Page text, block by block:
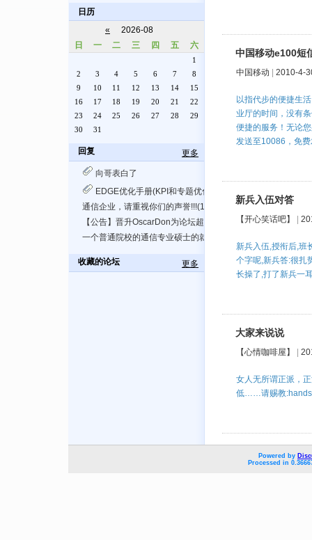
日历
«
2026-08
日
一 二 三 四 五 六
1
2
3 4 5 6 7
8
9
10 11 12 13 14
15
16
17 18 19 20 21
22
23
24 25 26 27 28
29
30
31
回复 更多
向哥表白了
EDGE优化手册(KPI和专题优化部分)
通信企业，请重视你们的声誉!!!(11.9更新)
【公告】晋升OscarDon为论坛超级版主
一个普通院校的通信专业硕士的就业尴尬
收藏的论坛 更多
中国移动e100短
中国移动 2010-4-
以指代步的便捷生
业厅的时间，没有
便捷的服务！无论
发送至10086，免
新兵入伍对答
【开心笑话吧】
新兵入伍,授衔后,班
个字呢,新兵答:很扎
长操了,打了新兵一
大家来说说
【心情咖啡屋】
女人无所谓正派，
低……请赐教
Powered by
Processed in